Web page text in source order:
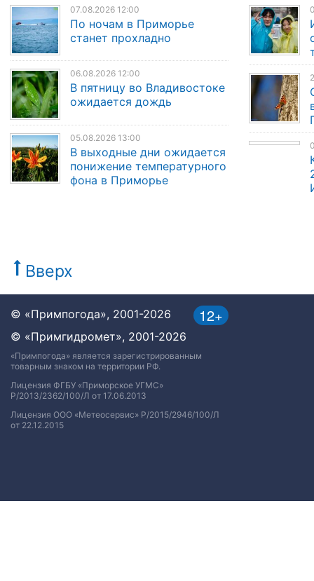
07.08.2026 12:00
По ночам в Приморье
станет прохладно
06.08.2026 12:00
В пятницу во Владивостоке
ожидается дождь
05.08.2026 13:00
В выходные дни ожидается
понижение температурного
фона в Приморье
Вверх
12+
© «Примпогода», 2001-2026
© «Примгидромет», 2001-2026
«Примпогода» является зарегистрированным
товарным знаком на территории РФ.
Лицензия ФГБУ «Приморское УГМС»
Р/2013/2362/100/Л от 17.06.2013
Лицензия ООО «Метеосервис» Р/2015/2946/100/Л
от 22.12.2015